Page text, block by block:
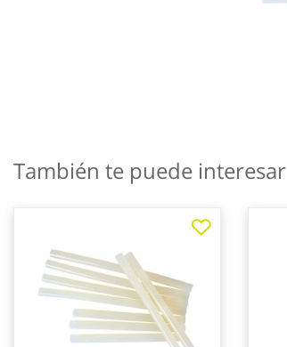
al
comienzo
imágenes
También te puede interesar